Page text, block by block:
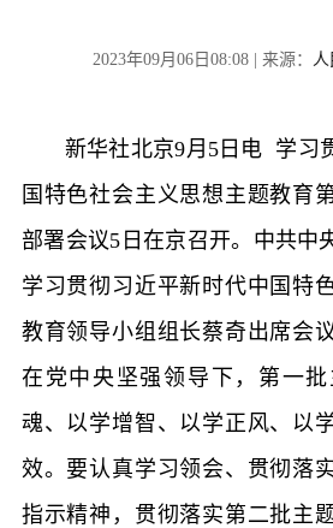
2023年09月06日08:08 | 来源：
新华社北京9月5日电 学习
国特色社会主义思想主题教育
部署会议5日在京召开。中共中
学习贯彻习近平新时代中国特
教育领导小组组长蔡奇出席会
在党中央坚强领导下，第一
魂、以学增智、以学正风、以
效。要认真学习领会、贯彻落
指示精神，贯彻落实第二批主